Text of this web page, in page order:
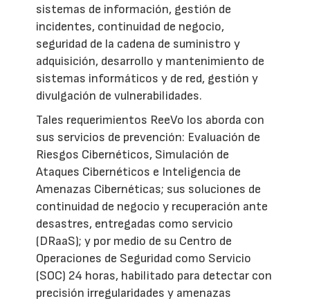
sistemas de información, gestión de
incidentes, continuidad de negocio,
seguridad de la cadena de suministro y
adquisición, desarrollo y mantenimiento de
sistemas informáticos y de red, gestión y
divulgación de vulnerabilidades.
Tales requerimientos ReeVo los aborda con
sus servicios de prevención: Evaluación de
Riesgos Cibernéticos, Simulación de
Ataques Cibernéticos e Inteligencia de
Amenazas Cibernéticas; sus soluciones de
continuidad de negocio y recuperación ante
desastres, entregadas como servicio
(DRaaS); y por medio de su Centro de
Operaciones de Seguridad como Servicio
(SOC) 24 horas, habilitado para detectar con
precisión irregularidades y amenazas